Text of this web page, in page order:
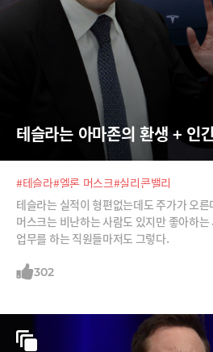
테슬라는 아마존의 환생 + 인
#테슬라#엘론 머스크#실리콘밸리
테슬라는 실적이 형편없는데도 주가가 오
머스크는 비난하는 사람도 있지만 좋아하
업무를 하는 직원들마저도 그렇다.
302